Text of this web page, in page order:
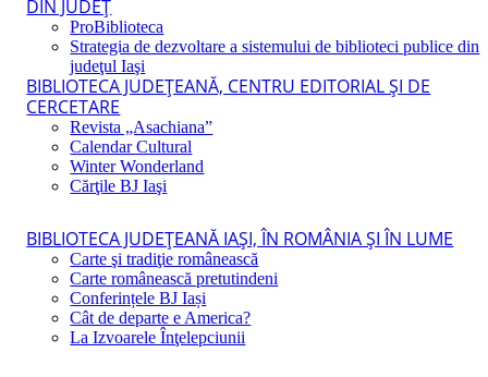
DIN JUDEŢ
ProBiblioteca
Strategia de dezvoltare a sistemului de biblioteci publice din
judeţul Iaşi
BIBLIOTECA JUDEŢEANĂ, CENTRU EDITORIAL ŞI DE
CERCETARE
Revista „Asachiana”
Calendar Cultural
Winter Wonderland
Cărţile BJ Iaşi
BIBLIOTECA JUDEŢEANĂ IAŞI, ÎN ROMÂNIA ŞI ÎN LUME
Carte şi tradiţie românească
Carte românească pretutindeni
Conferințele BJ Iași
Cât de departe e America?
La Izvoarele Înţelepciunii